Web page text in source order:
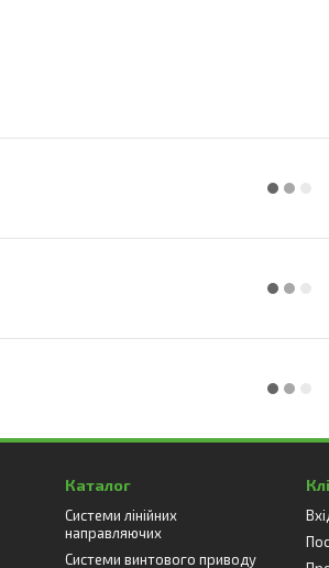
Каталог
Системи лінійних
направляючих
Системи винтового приводу